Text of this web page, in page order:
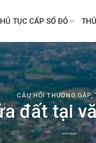
TỤC CẤP SỔ ĐỎ
CÂU HỎI THƯỜNG GẶP,
đất tại